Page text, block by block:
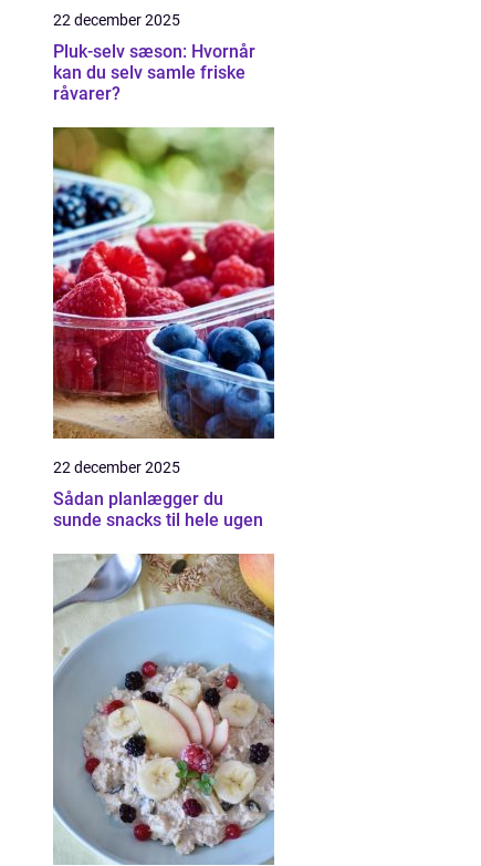
22 december 2025
Pluk-selv sæson: Hvornår
kan du selv samle friske
råvarer?
22 december 2025
Sådan planlægger du
sunde snacks til hele ugen